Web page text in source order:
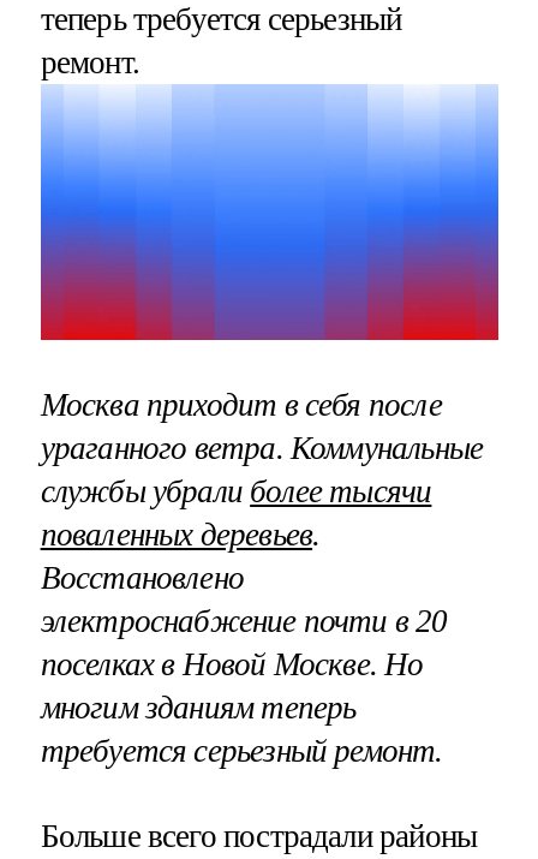
теперь требуется серьезный
ремонт.
Москва приходит в себя после
ураганного ветра. Коммунальные
службы убрали более тысячи
поваленных деревьев.
Восстановлено
электроснабжение почти в 20
поселках в Новой Москве. Но
многим зданиям теперь
требуется серьезный ремонт.
Больше всего пострадали районы